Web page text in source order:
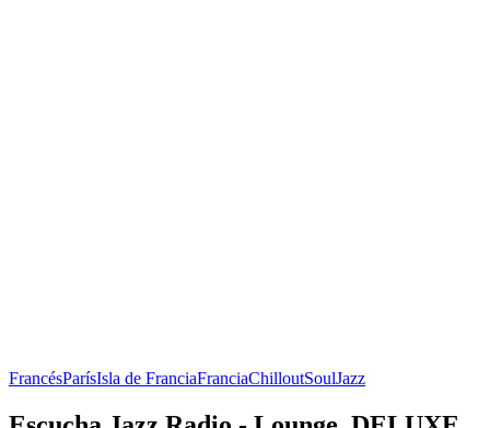
FrancésParísIsla de FranciaFranciaChilloutSoulJazz